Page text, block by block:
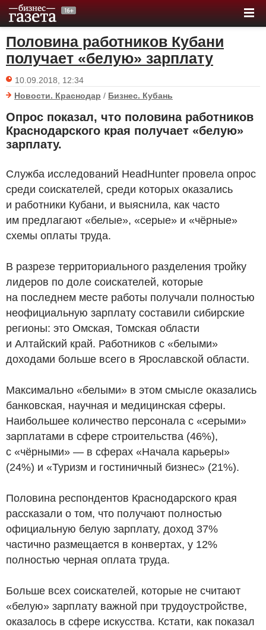
Половина работников Кубани
получает «белую» зарплату
10.09.2018, 12:34
Новости. Краснодар / Бизнес. Кубань
Опрос показал, что половина работников
Краснодарского края получает «белую»
зарплату.
Служба исследований HeadHunter провела опрос
среди соискателей, среди которых оказались
и работники Кубани, и выяснила, как часто
им предлагают «белые», «серые» и «чёрные»
схемы оплаты труда.
В разрезе территориального разделения тройку
лидеров по доле соискателей, которые
на последнем месте работы получали полностью
неофициальную зарплату составили сибирские
регионы: это Омская, Томская области
и Алтайский край. Работников с «белыми»
доходами больше всего в Ярославской области.
Максимально «белыми» в этом смысле оказались
банковская, научная и медицинская сферы.
Наибольшее количество персонала с «серыми»
зарплатами в сфере строительства (46%),
с «чёрными» — в сферах «Начала карьеры»
(24%) и «Туризм и гостиничный бизнес» (21%).
Половина респондентов Краснодарского края
рассказали о том, что получают полностью
официальную белую зарплату, доход 37%
частично размещается в конвертах, у 12%
полностью черная оплата труда.
Больше всех соискателей, которые не считают
«белую» зарплату важной при трудоустройстве,
оказалось в сфере искусства. Кстати, как показал